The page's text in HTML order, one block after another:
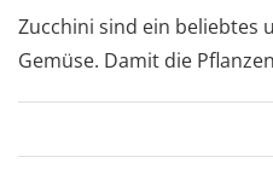
Zucchini sind ein beliebtes
Gemüse. Damit die